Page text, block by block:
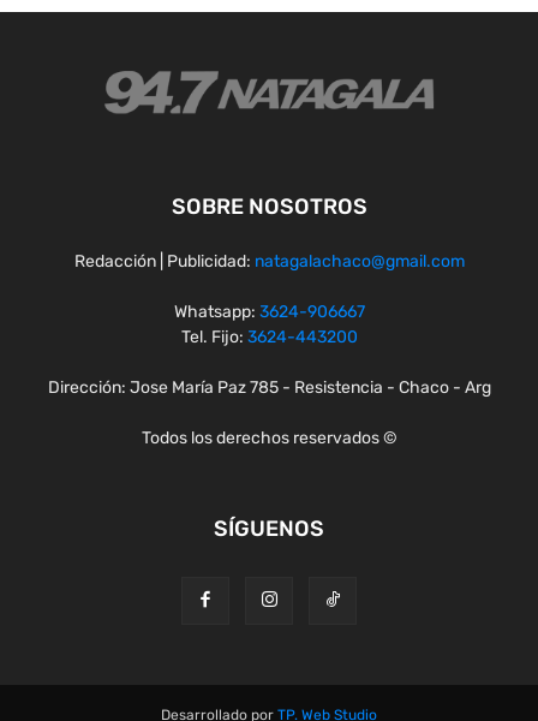
SOBRE NOSOTROS
Redacción | Publicidad: natagalachaco@gmail.com
Whatsapp: 3624-906667
Tel. Fijo: 3624-443200
Dirección: Jose María Paz 785 - Resistencia - Chaco - Arg
Todos los derechos reservados ©
SÍGUENOS
Desarrollado por TP. Web Studio